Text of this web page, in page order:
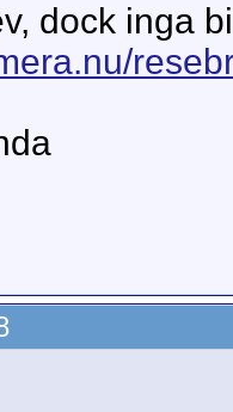
dock inga